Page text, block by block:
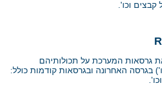
וכו'.
גרסאות המערכת על תכולותיהם
בגרסה האחרונה ובגרסאות קודמות כולל: